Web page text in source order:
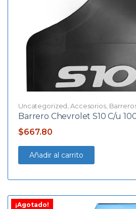
Uncategorized ,Accesorios,
Barrero Chevrolet S10 C/u
$667.80
Añadir al carrito
¡Agotado!